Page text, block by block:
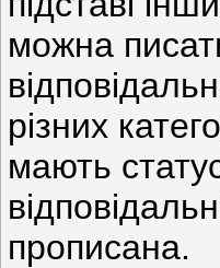
можна
різних
мають
прописана.